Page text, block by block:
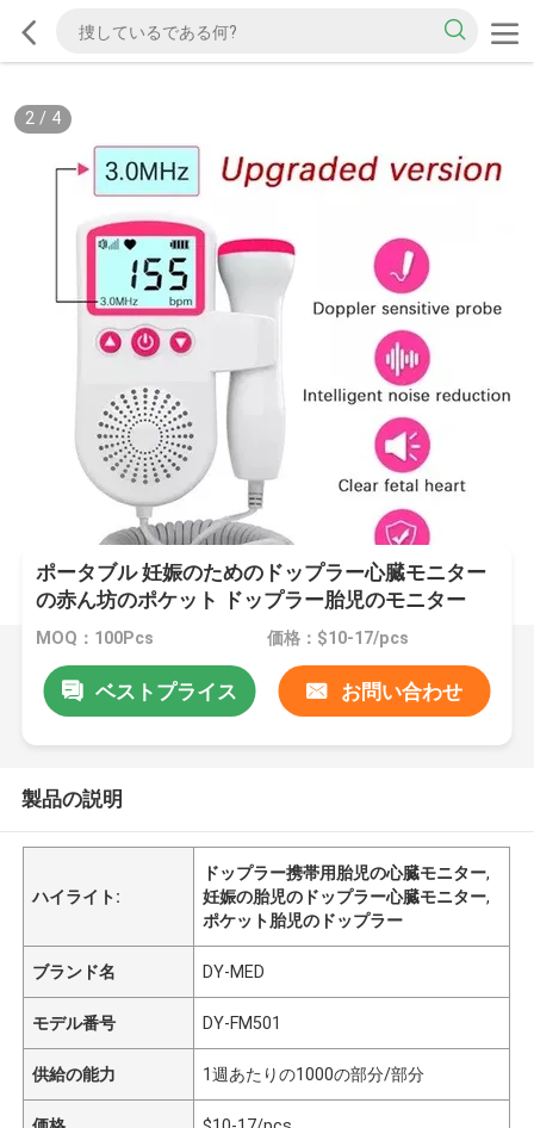
2/ 4
ポータブル 妊娠のためのドップラー心臓モニター
の赤ん坊のポケット ドップラー胎児のモニター
MOQ：100Pcs 価格：$10-17/pcs
ベストプライス お問い合わせ
製品の説明
ハイライト:
ドップラー携帯用胎児の心臓モニター,
妊娠の胎児のドップラー心臓モニター,
ポケット胎児のドップラー
ブランド名 DY-MED
モデル番号 DY-FM501
供給の能力 1週あたりの1000の部分/部分